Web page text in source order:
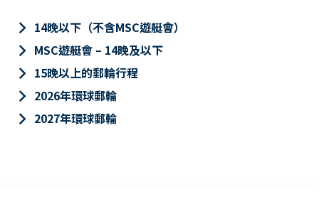
keyboard_arrow_right 14晚以下（不含MSC遊艇會）
keyboard_arrow_right MSC遊艇會 – 14晚及以下
keyboard_arrow_right 15晚以上的郵輪行程
keyboard_arrow_right 2026年環球郵輪
keyboard_arrow_right 2027年環球郵輪